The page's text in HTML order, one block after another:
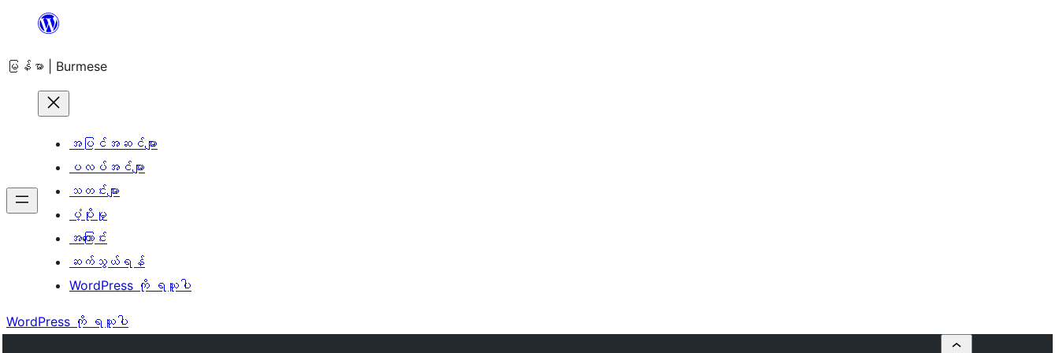
အကြောင်းအရာ
ကျော်သွား
မြန်မာ | Burmese
အပြင်အဆင်များ
ပလပ်အင်များ
သတင်းများ
ပံ့ပိုးမှု
အကြောင်း
ဆက်သွယ်ရန်
WordPress ကို ရယူပါ
WordPress ကို ရယူပါ